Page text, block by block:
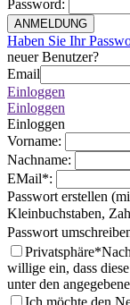
Password:
ANMELDUNG
Haben Sie Ihr
neuer Benutzer?
Email
Einloggen
Einloggen
Einloggen
Vorname:
Nachname:
EMail*:
Passwort erstellen
Kleinbuchstaben,
Passwort
Privatsphäre*
willige ein, dass
unter den
Ich möchte den